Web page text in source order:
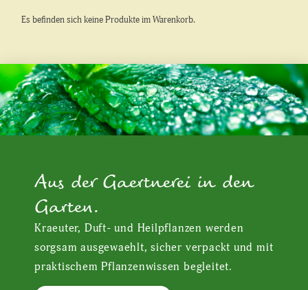
Es befinden sich keine Produkte im Warenkorb.
Aus der Gaertnerei in den
Garten.
Kraeuter, Duft- und Heilpflanzen werden
sorgsam ausgewaehlt, sicher verpackt und mit
praktischem Pflanzenwissen begleitet.